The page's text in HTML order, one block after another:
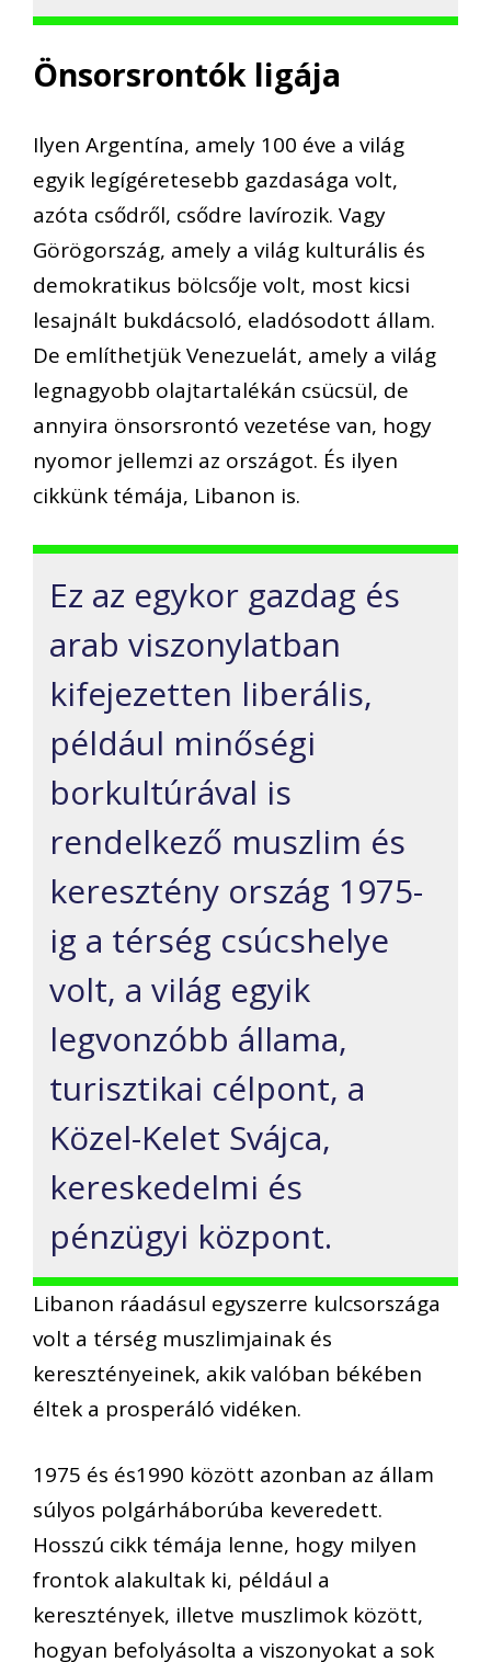
Önsorsrontók ligája
Ilyen Argentína, amely 100 éve a világ
egyik legígéretesebb gazdasága volt,
azóta csődről, csődre lavírozik. Vagy
Görögország, amely a világ kulturális és
demokratikus bölcsője volt, most kicsi
lesajnált bukdácsoló, eladósodott állam.
De említhetjük Venezuelát, amely a világ
legnagyobb olajtartalékán csücsül, de
annyira önsorsrontó vezetése van, hogy
nyomor jellemzi az országot. És ilyen
cikkünk témája, Libanon is.
Ez az egykor gazdag és
arab viszonylatban
kifejezetten liberális,
például minőségi
borkultúrával is
rendelkező muszlim és
keresztény ország 1975-
ig a térség csúcshelye
volt, a világ egyik
legvonzóbb állama,
turisztikai célpont, a
Közel-Kelet Svájca,
kereskedelmi és
pénzügyi központ.
Libanon ráadásul egyszerre kulcsországa
volt a térség muszlimjainak és
keresztényeinek, akik valóban békében
éltek a prosperáló vidéken.
1975 és és1990 között azonban az állam
súlyos polgárháborúba keveredett.
Hosszú cikk témája lenne, hogy milyen
frontok alakultak ki, például a
keresztények, illetve muszlimok között,
hogyan befolyásolta a viszonyokat a sok